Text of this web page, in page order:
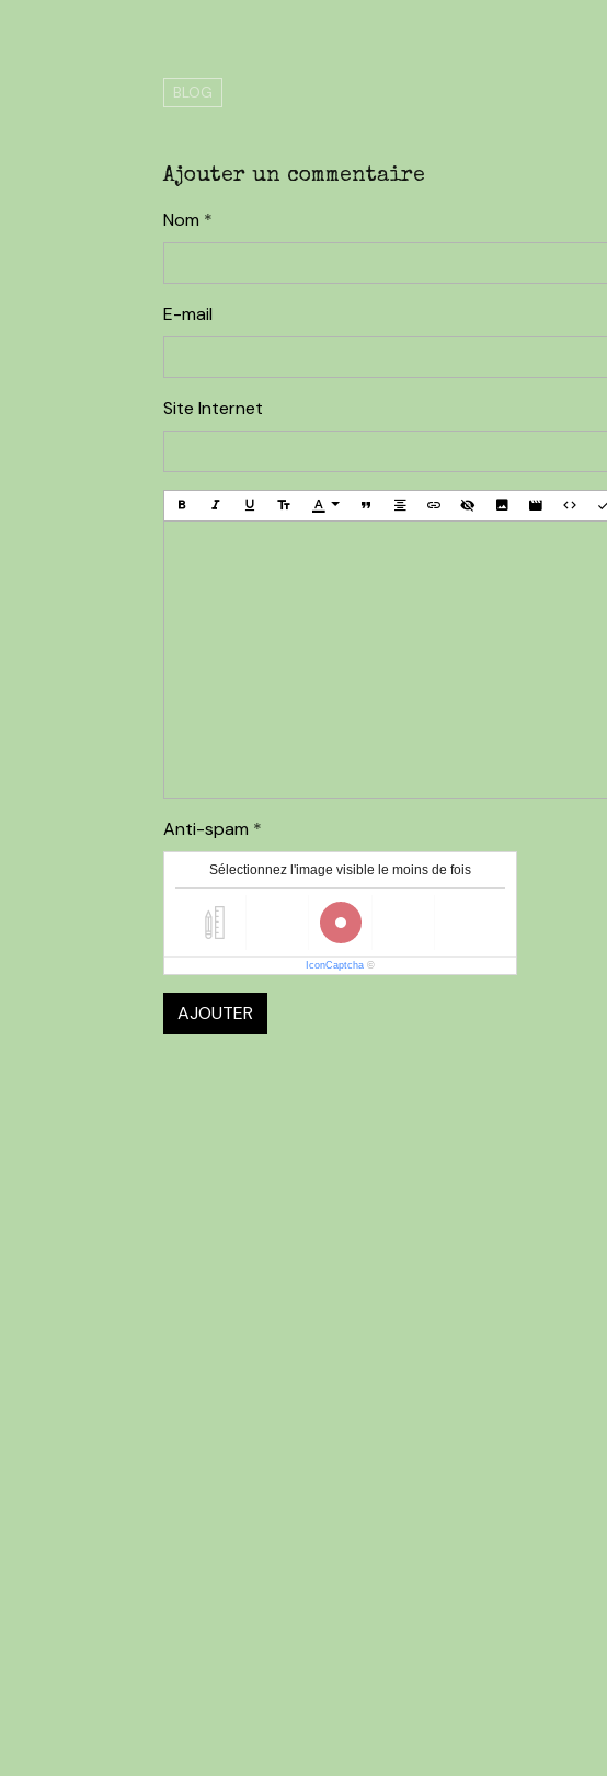
BLOG
Ajouter un commentaire
Nom
E-mail
Site Internet
Anti-spam
Sélectionnez l'image visible le moins de fois
IconCaptcha ©
AJOUTER